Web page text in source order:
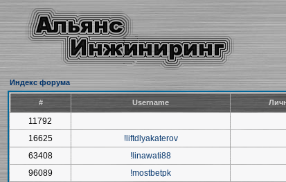
Индекс форума
# Username
11792
16625
!liftdlyakaterov
63408
!linawati88
96089
!mostbetpk